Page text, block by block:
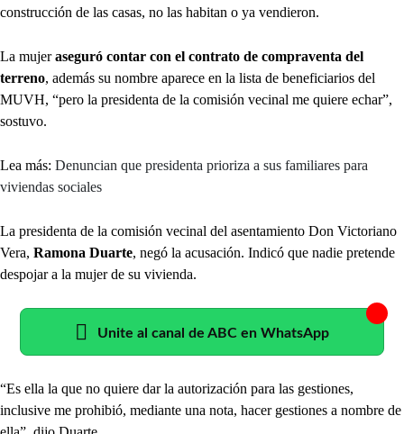
construcción de las casas, no las habitan o ya vendieron.
La mujeraseguró contar con el contrato de compraventa del
terreno, además su nombre aparece en la lista de beneficiarios del
MUVH, “pero la presidenta de la comisión vecinal me quiere echar”,
sostuvo.
Lea más: Denuncian que presidenta prioriza a sus familiares para
viviendas sociales
La presidenta de la comisión vecinal del asentamiento Don Victoriano
Vera, Ramona Duarte, negó la acusación. Indicó que nadie pretende
despojar a la mujer de su vivienda.
Unite al canal de ABC en WhatsApp
“Es ella la que no quiere dar la autorización para las gestiones,
inclusive me prohibió, mediante una nota, hacer gestiones a nombre de